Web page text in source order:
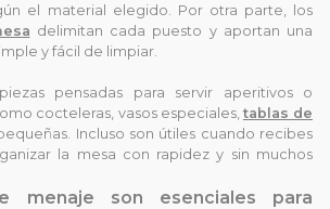
el material elegido. Por otra parte, los
delimitan cada puesto y aportan una
y fácil de limpiar.
pensadas para servir aperitivos o
cocteleras, vasos especiales, tablas de
Incluso son útiles cuando recibes
la mesa con rapidez y sin muchos
menaje son esenciales para